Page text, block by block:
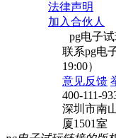
法律声明
加入合伙人
pg电子
联系pg电
19:00）
意见反馈
400-111-
深圳市南
厦1501室